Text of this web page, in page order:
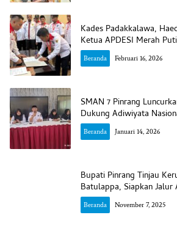
Kades Padakkalawa,
Ketua APDESI Merah
Beranda Februari 16, 2026
SMAN 7 Pinrang
Dukung Adiwiyata
Beranda Januari 14, 2026
Bupati Pinrang Tinjau
Batulappa, Siapkan Jalur
Beranda November 7, 2025